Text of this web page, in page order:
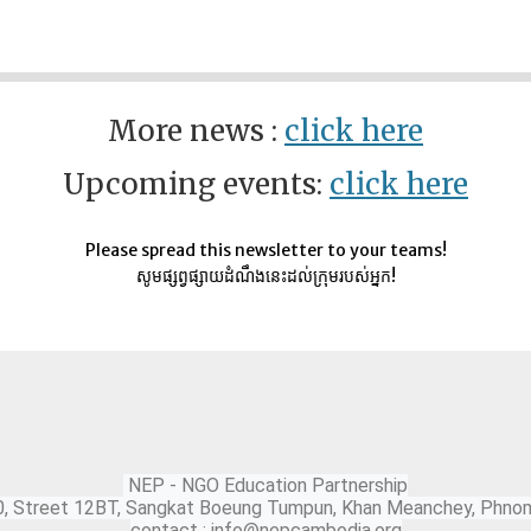
More news : click here
Upcoming events: click here
Please spread this newsletter to your teams!
សូមផ្សព្វផ្សាយដំណឹងនេះដល់ក្រុមរបស់អ្នក!
NEP - NGO Education Partnership
Street 12BT, Sangkat Boeung Tumpun, Khan Meanchey,